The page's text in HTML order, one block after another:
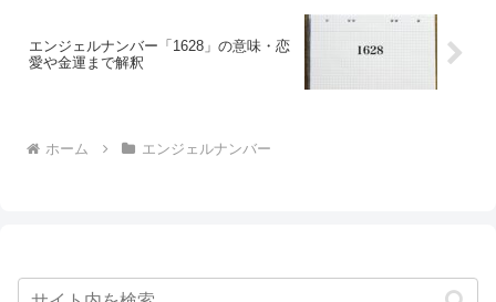
エンジェルナンバー「1628」の意味・恋
愛や金運まで解釈
ホーム エンジェルナンバー